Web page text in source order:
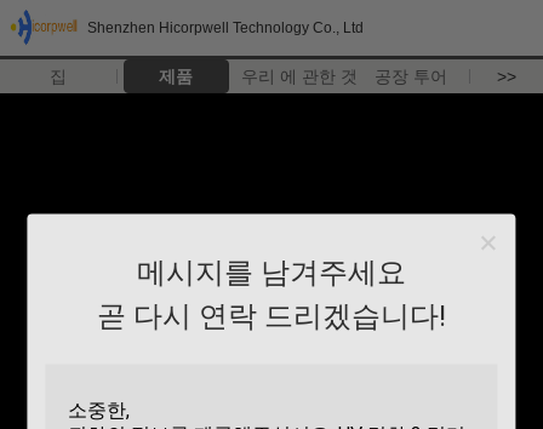
Shenzhen Hicorpwell Technology Co., Ltd
집 제품 우리 에 관한 것 공장 투어 >>
메시지를 남겨주세요
곧 다시 연락 드리겠습니다!